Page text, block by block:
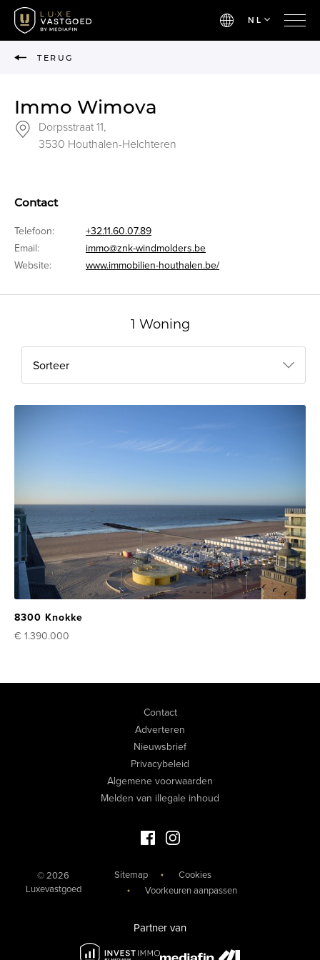
NL
TERUG
Immo Wimova
Dorpsstraat 11,
3530 Houthalen-Helchteren
Contact
Telefoon:
+32.11.60.07.89
Email:
immo@znk-windmolders.be
Website:
www.immobilien-houthalen.be/
1 Woning
Sorteer
8300 Knokke
€ 1.390.000
Contact
Adverteren
Nieuwsbrief
Privacybeleid
Algemene voorwaarden
Melden van illegale inhoud
Facebook Luxevastgoed
Instagram Luxevastgoed
© 2026
Luxevastgoed
Sitemap
Cookies
Voorkeuren aanpassen
Partner van